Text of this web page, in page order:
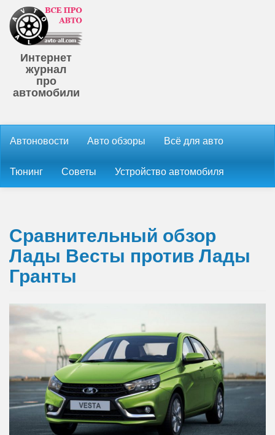
Интернет
журнал
про
автомобили
Автоновости Авто обзоры Всё для авто
Тюнинг Советы Устройство автомобиля
Сравнительный обзор
Лады Весты против Лады
Гранты